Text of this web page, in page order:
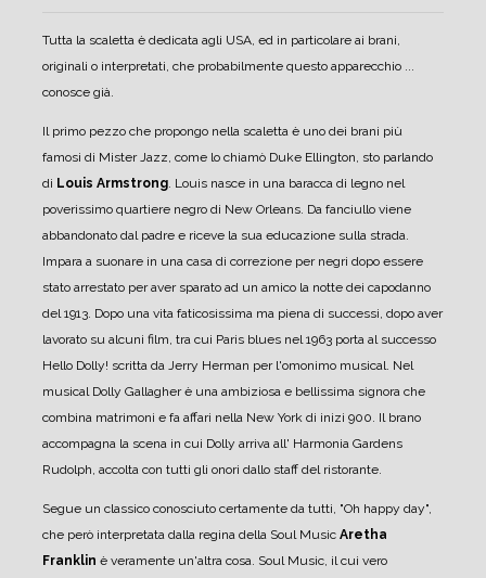
Tutta la scaletta è dedicata agli USA, ed in particolare ai brani,
originali o interpretati, che probabilmente questo apparecchio ...
conosce già.
Il primo pezzo che propongo nella scaletta è uno dei brani più
famosi di Mister Jazz, come lo chiamò Duke Ellington, sto parlando
di Louis Armstrong. Louis nasce in una baracca di legno nel
poverissimo quartiere negro di New Orleans. Da fanciullo viene
abbandonato dal padre e riceve la sua educazione sulla strada.
Impara a suonare in una casa di correzione per negri dopo essere
stato arrestato per aver sparato ad un amico la notte dei capodanno
del 1913. Dopo una vita faticosissima ma piena di successi, dopo aver
lavorato su alcuni film, tra cui Paris blues nel 1963 porta al successo
Hello Dolly! scritta da Jerry Herman per l'omonimo musical. Nel
musical Dolly Gallagher è una ambiziosa e bellissima signora che
combina matrimoni e fa affari nella New York di inizi 900. Il brano
accompagna la scena in cui Dolly arriva all' Harmonia Gardens
Rudolph, accolta con tutti gli onori dallo staff del ristorante.
Segue un classico conosciuto certamente da tutti, "Oh happy day",
che però interpretata dalla regina della Soul Music Aretha
Franklin è veramente un'altra cosa. Soul Music, il cui vero